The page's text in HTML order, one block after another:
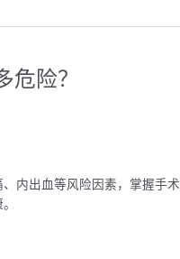
险？
内出血等风险因素，掌握手术